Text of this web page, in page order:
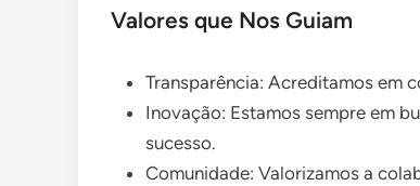
Valores que Nos Guiam
Transparência: Acreditamos em
Inovação: Estamos sempre em
sucesso.
Comunidade: Valorizamos a